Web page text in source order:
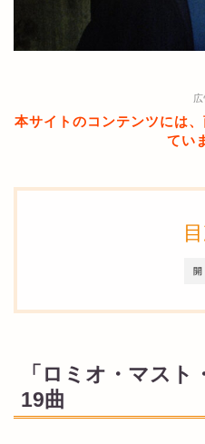
本サイトのコンテンツには
てい
開
「ロミオ・マス
19曲